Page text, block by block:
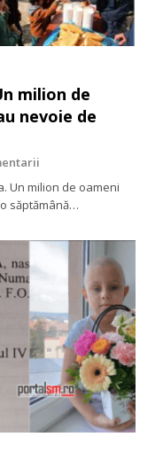
milion de
nevoie de
Un milion de oameni
săptămână…